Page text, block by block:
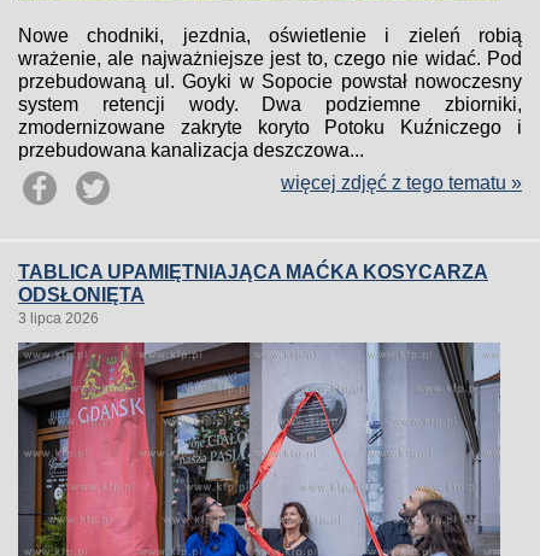
Nowe chodniki, jezdnia, oświetlenie i zieleń robią
wrażenie, ale najważniejsze jest to, czego nie widać. Pod
przebudowaną ul. Goyki w Sopocie powstał nowoczesny
system retencji wody. Dwa podziemne zbiorniki,
zmodernizowane zakryte koryto Potoku Kuźniczego i
przebudowana kanalizacja deszczowa...
więcej zdjęć z tego tematu »
TABLICA UPAMIĘTNIAJĄCA MAĆKA KOSYCARZA
ODSŁONIĘTA
3 lipca 2026